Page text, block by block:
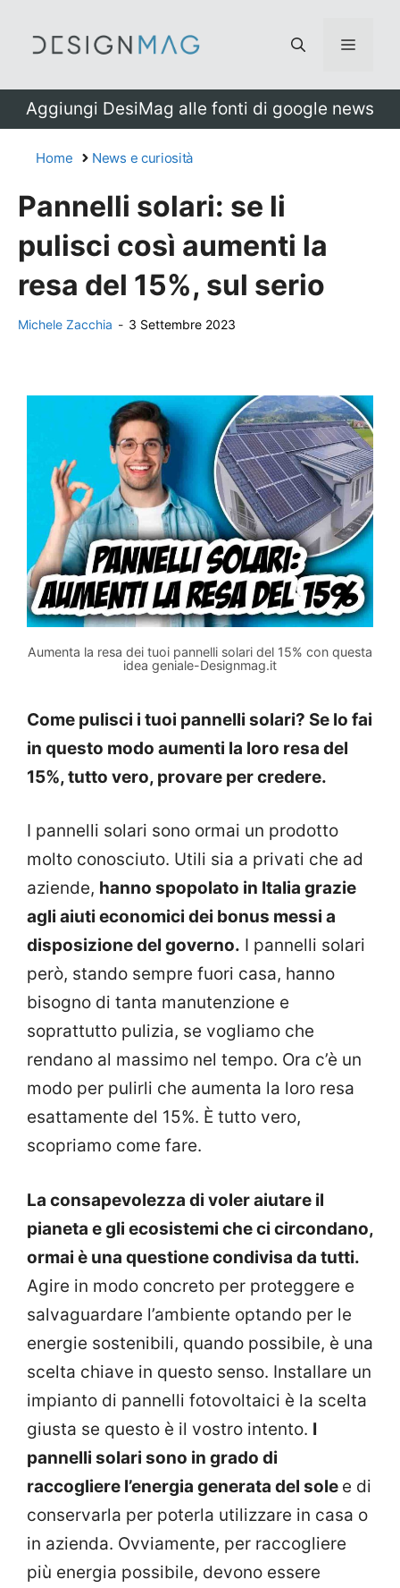
Menu
Aggiungi DesiMag alle fonti di google news
Home News e curiosità
Pannelli solari: se li
pulisci così aumenti la
resa del 15%, sul serio
Michele Zacchia - 3 Settembre 2023
Aumenta la resa dei tuoi pannelli solari del 15% con questa
idea geniale-Designmag.it
Come pulisci i tuoi pannelli solari? Se lo fai
in questo modo aumenti la loro resa del
15%, tutto vero, provare per credere.
I pannelli solari sono ormai un prodotto
molto conosciuto. Utili sia a privati che ad
aziende, hanno spopolato in Italia grazie
agli aiuti economici dei bonus messi a
disposizione del governo. I pannelli solari
però, stando sempre fuori casa, hanno
bisogno di tanta manutenzione e
soprattutto pulizia, se vogliamo che
rendano al massimo nel tempo. Ora c’è un
modo per pulirli che aumenta la loro resa
esattamente del 15%. È tutto vero,
scopriamo come fare.
La consapevolezza di voler aiutare il
pianeta e gli ecosistemi che ci circondano,
ormai è una questione condivisa da tutti.
Agire in modo concreto per proteggere e
salvaguardare l’ambiente optando per le
energie sostenibili, quando possibile, è una
scelta chiave in questo senso. Installare un
impianto di pannelli fotovoltaici è la scelta
giusta se questo è il vostro intento. I
pannelli solari sono in grado di
raccogliere l’energia generata del sole e di
conservarla per poterla utilizzare in casa o
in azienda. Ovviamente, per raccogliere
più energia possibile, devono essere